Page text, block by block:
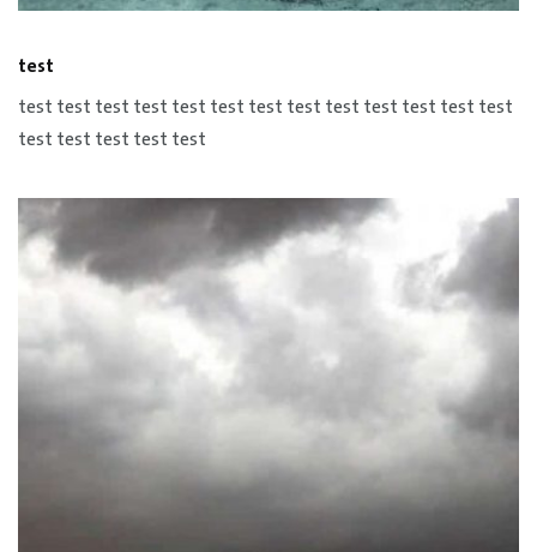
test
test test test test test test test test test test test test test
test test test test test